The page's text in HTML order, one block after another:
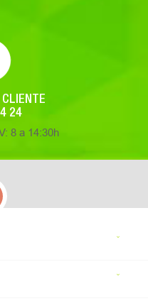
24
8 a 14:30h

